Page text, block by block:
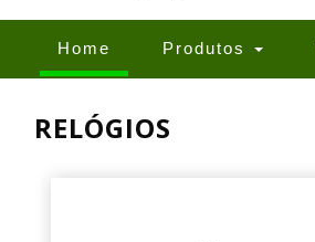
Home (current)Produtos
RELÓGIOS